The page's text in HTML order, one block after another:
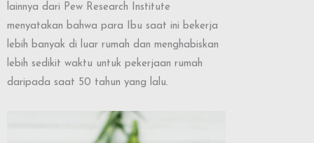
lainnya dari Pew Research Institute
menyatakan bahwa para Ibu saat ini bekerja
lebih banyak di luar rumah dan menghabiskan
lebih sedikit waktu untuk pekerjaan rumah
daripada saat 50 tahun yang lalu.